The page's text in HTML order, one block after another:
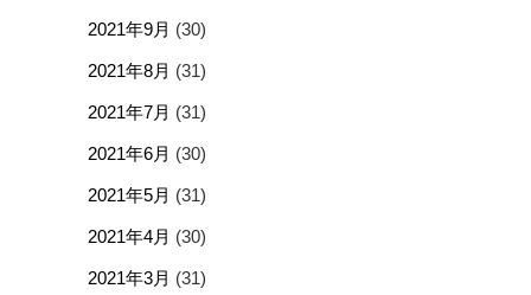
2021年9月 (30)
2021年8月 (31)
2021年7月 (31)
2021年6月 (30)
2021年5月 (31)
2021年4月 (30)
2021年3月 (31)